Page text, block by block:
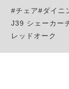
#チェア#ダイニ
J39 シェーカー
レッドオーク